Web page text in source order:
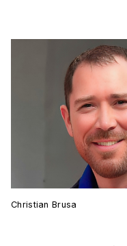
Christian Brusa